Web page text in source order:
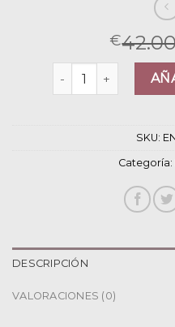
€
bolsos marca
SKU:
Categoría:
DESCRIPCIÓN
VALORACIONES (0)